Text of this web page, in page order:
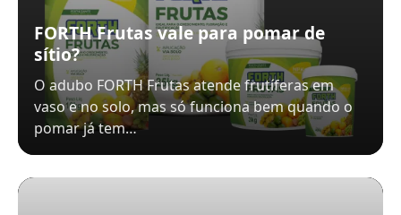
FORTH Frutas vale para pomar de
sítio?
O adubo FORTH Frutas atende frutíferas em
vaso e no solo, mas só funciona bem quando o
pomar já tem…